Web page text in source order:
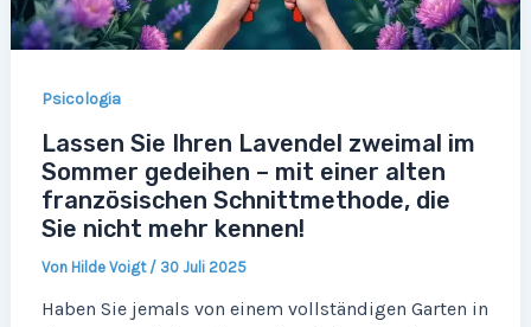
Psicologia
Lassen Sie Ihren Lavendel zweimal im
Sommer gedeihen – mit einer alten
französischen Schnittmethode, die
Sie nicht mehr kennen!
Von Hilde Voigt / 30 Juli 2025
Haben Sie jemals von einem vollständigen Garten in